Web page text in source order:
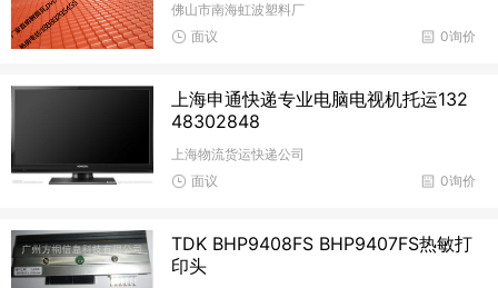
佛山市南海虹波塑料厂
0询价
面议
上海申通快递专业电脑电视机托运132
48302848
上海物流货运快递公司
0询价
面议
TDK BHP9408FS BHP9407FS热敏打
印头